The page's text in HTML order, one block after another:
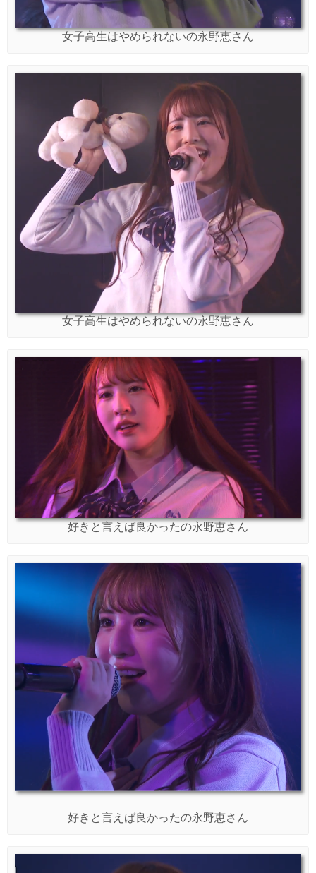
女子高生はやめられないの永野恵さん
女子高生はやめられないの永野恵さん
好きと言えば良かったの永野恵さん
好きと言えば良かったの永野恵さん